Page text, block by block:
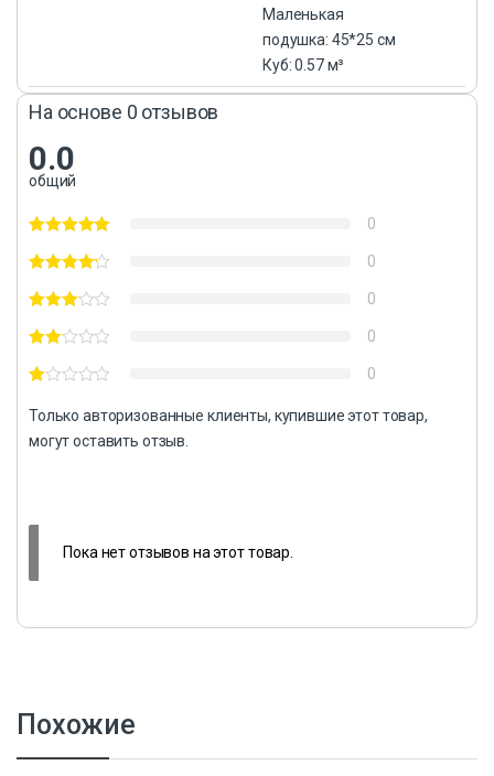
Маленькая
подушка: 45*25 см
Куб: 0.57 м³
На основе 0 отзывов
0.0
общий
0
0
0
0
0
Только авторизованные клиенты, купившие этот товар,
могут оставить отзыв.
Пока нет отзывов на этот товар.
Похожие